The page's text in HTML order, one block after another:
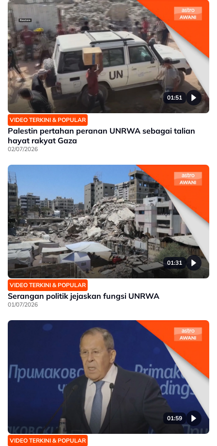
01:51
VIDEO TERKINI & POPULAR
Palestin pertahan peranan UNRWA sebagai talian
hayat rakyat Gaza
02/07/2026
01:31
VIDEO TERKINI & POPULAR
Serangan politik jejaskan fungsi UNRWA
01/07/2026
01:59
VIDEO TERKINI & POPULAR